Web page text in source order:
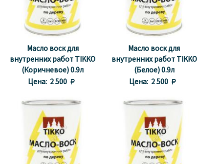
Масло воск для
внутренних работ TIKKO
(Коричневое) 0.9л
Цена: 2 500 
Масло воск для
внутренних работ TIKKO
(Белое) 0.9л
Цена: 2 500 